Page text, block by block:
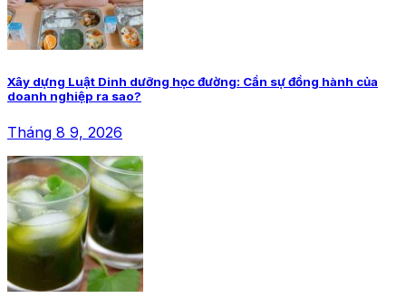
Xây dựng Luật Dinh dưỡng học đường: Cần sự đồng hành của
doanh nghiệp ra sao?
Tháng 8 9, 2026